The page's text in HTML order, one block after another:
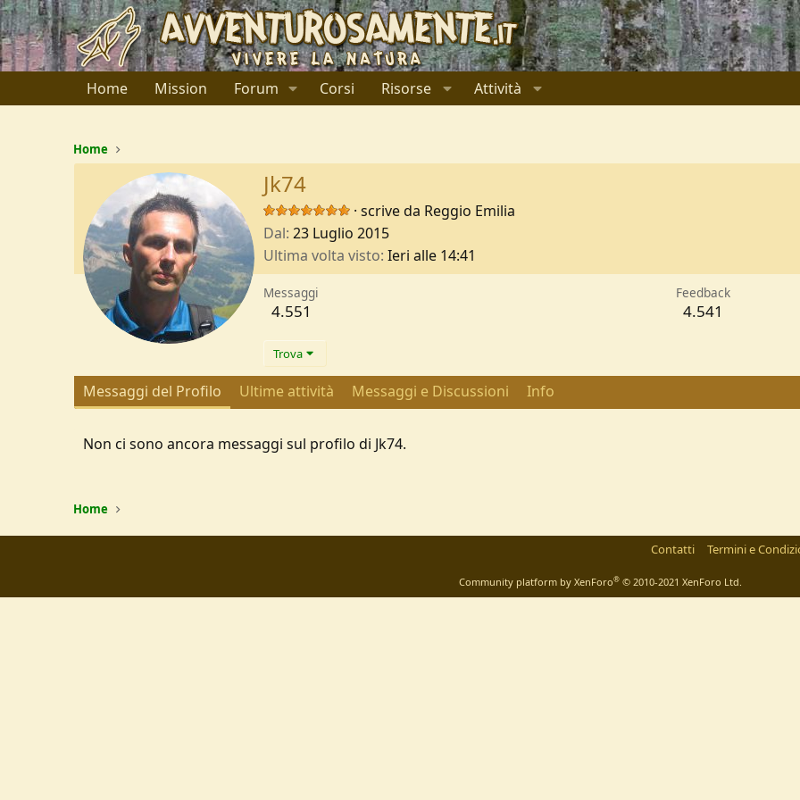
Home Mission Forum Corsi Risorse Attività
Home
Jk74
· scrive da Reggio Emilia
Dal 23 Luglio 2015
Ultima volta visto Ieri alle 14:41
Messaggi
4.551
Feedback
4.541
Trova
Messaggi del Profilo Ultime attività Messaggi e Discussioni Info
Non ci sono ancora messaggi sul profilo di Jk74.
Home
Contatti Termini e
Community platform by XenForo® © 2010-2021 XenForo Ltd.